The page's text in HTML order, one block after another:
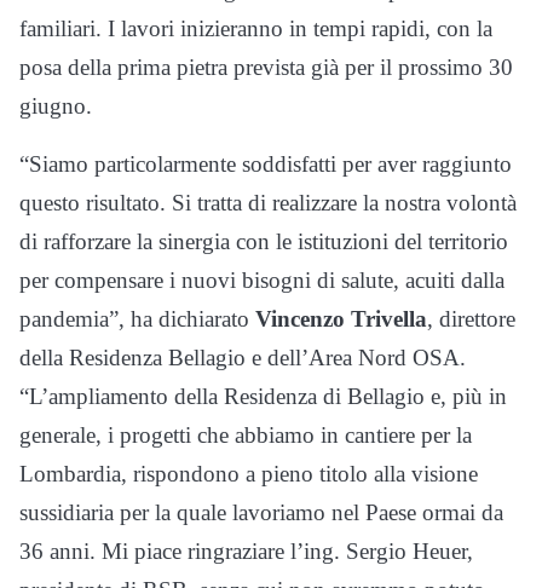
familiari. I lavori inizieranno in tempi rapidi, con la
posa della prima pietra prevista già per il prossimo 30
giugno.
“Siamo particolarmente soddisfatti per aver raggiunto
questo risultato. Si tratta di realizzare la nostra volontà
di rafforzare la sinergia con le istituzioni del territorio
per compensare i nuovi bisogni di salute, acuiti dalla
pandemia”, ha dichiarato Vincenzo Trivella, direttore
della Residenza Bellagio e dell’Area Nord OSA.
“L’ampliamento della Residenza di Bellagio e, più in
generale, i progetti che abbiamo in cantiere per la
Lombardia, rispondono a pieno titolo alla visione
sussidiaria per la quale lavoriamo nel Paese ormai da
36 anni. Mi piace ringraziare l’ing. Sergio Heuer,